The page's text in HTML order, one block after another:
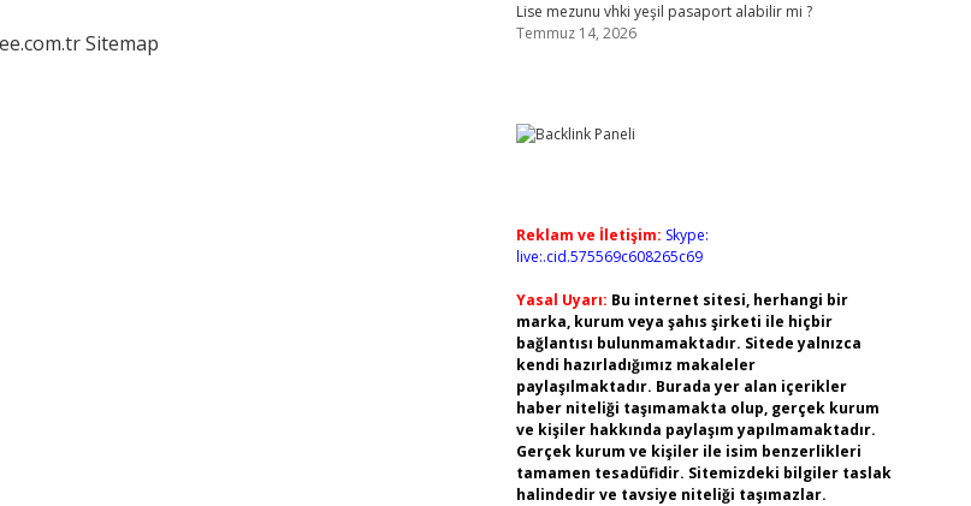
Sitemap
Lise mezunu vhki yeşil pasaport alabilir mi ?
Temmuz 14, 2026
Reklam ve İletişim: Skype:
live:.cid.575569c608265c69
Yasal Uyarı: Bu internet sitesi, herhangi bir
marka, kurum veya şahıs şirketi ile hiçbir
bağlantısı bulunmamaktadır. Sitede yalnızca
kendi hazırladığımız makaleler
paylaşılmaktadır. Burada yer alan içerikler
haber niteliği taşımamakta olup, gerçek kurum
ve kişiler hakkında paylaşım yapılmamaktadır.
Gerçek kurum ve kişiler ile isim benzerlikleri
tamamen tesadüfidir. Sitemizdeki bilgiler taslak
halindedir ve tavsiye niteliği taşımazlar.